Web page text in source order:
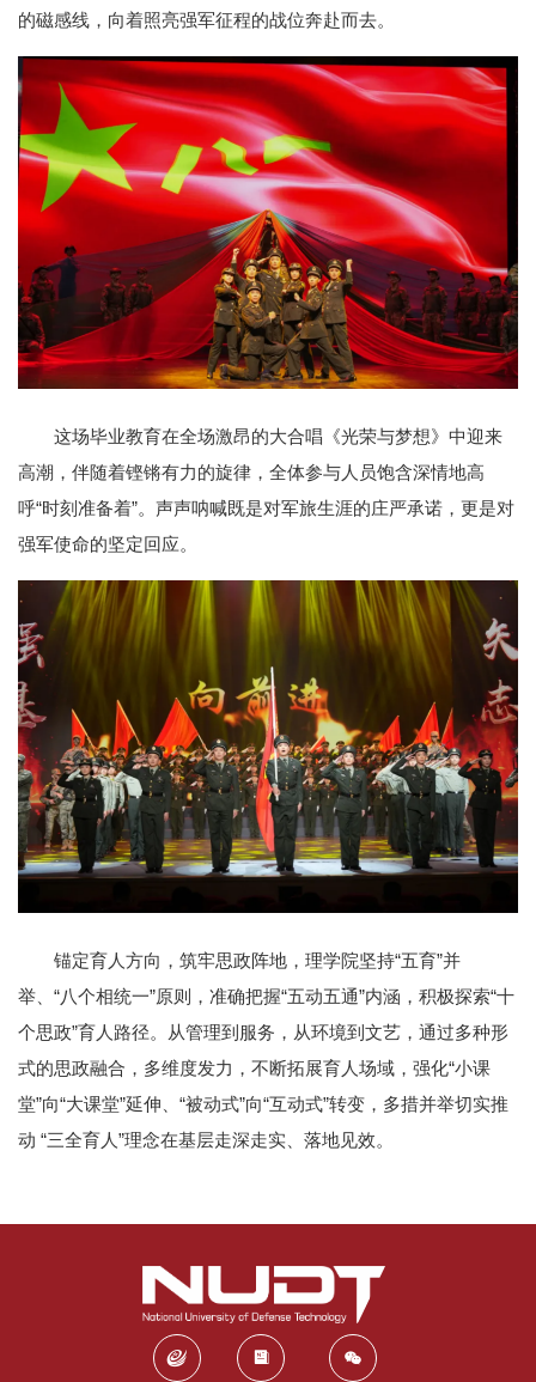
的磁感线，向着照亮强军征程的战位奔赴而去。
这场毕业教育在全场激昂的大合唱《光荣与梦想》中迎来
高潮，伴随着铿锵有力的旋律，全体参与人员饱含深情地高
呼“时刻准备着”。声声呐喊既是对军旅生涯的庄严承诺，更是对
强军使命的坚定回应。
锚定育人方向，筑牢思政阵地，理学院坚持“五育”并
举、“八个相统一”原则，准确把握“五动五通”内涵，积极探索“十
个思政”育人路径。从管理到服务，从环境到文艺，通过多种形
式的思政融合，多维度发力，不断拓展育人场域，强化“小课
堂”向“大课堂”延伸、“被动式”向“互动式”转变，多措并举切实推
动 “三全育人”理念在基层走深走实、落地见效。